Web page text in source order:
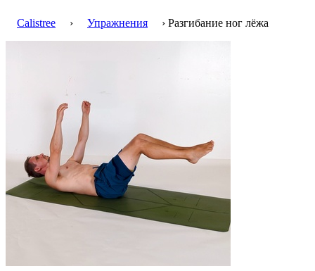
Calistree › Упражнения › Разгибание ног лёжа